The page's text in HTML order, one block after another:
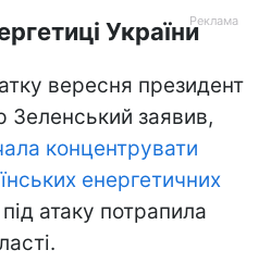
України
вересня президент
Зеленський заявив,
концентрувати
енергетичних
атаку потрапила